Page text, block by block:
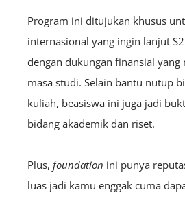
Program ini ditujukan khusus
internasional yang ingin lanjut S2
dengan dukungan finansial yang
masa studi. Selain bantu nutup
kuliah, beasiswa ini juga jadi
bidang akademik dan riset.
Plus, foundation ini punya
luas jadi kamu enggak cuma